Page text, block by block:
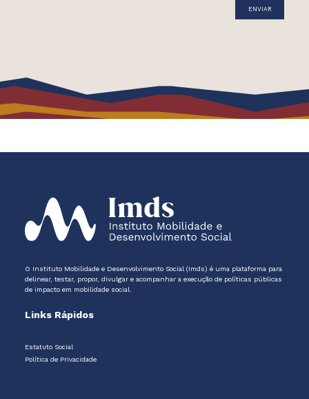
O Instituto Mobilidade e Desenvolvimento Social (Imds) é uma plataforma para
delinear, testar, propor, divulgar e acompanhar a execução de políticas públicas
de impacto em mobilidade social.
Links Rápidos
Estatuto Social
Política de Privacidade